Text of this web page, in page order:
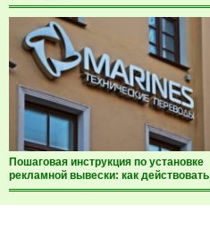
Пошаговая инструкция по установке
рекламной вывески: как действовать